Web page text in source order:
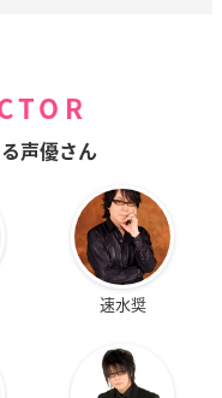
声優さん
速水奨